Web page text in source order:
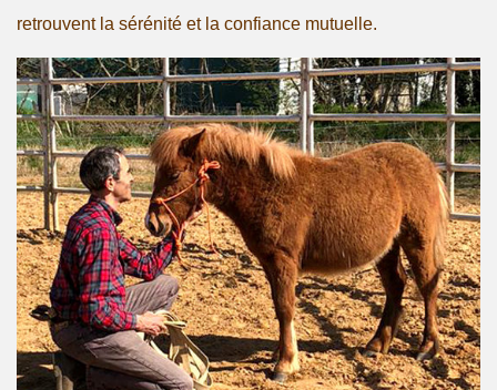
retrouvent la sérénité et la confiance mutuelle.